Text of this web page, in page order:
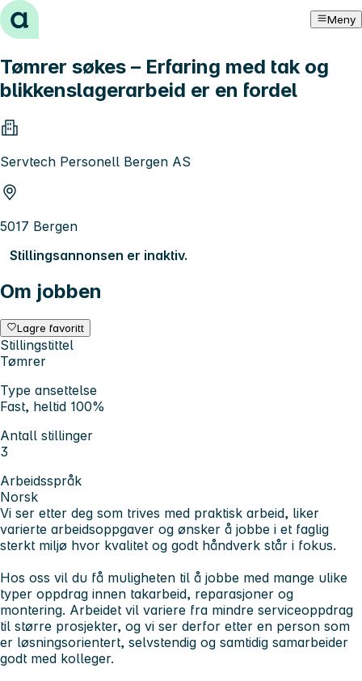
Hopp til innhold Meny
Tømrer søkes – Erfaring med tak og
blikkenslagerarbeid er en fordel
Servtech Personell Bergen AS
5017 Bergen
Stillingsannonsen er inaktiv.
Om jobben
Lagre favoritt
Stillingstittel
Tømrer
Type ansettelse
Fast, heltid 100%
Antall stillinger
3
Arbeidsspråk
Norsk
Vi ser etter deg som trives med praktisk arbeid, liker
varierte arbeidsoppgaver og ønsker å jobbe i et faglig
sterkt miljø hvor kvalitet og godt håndverk står i fokus.
Hos oss vil du få muligheten til å jobbe med mange ulike
typer oppdrag innen takarbeid, reparasjoner og
montering. Arbeidet vil variere fra mindre serviceoppdrag
til større prosjekter, og vi ser derfor etter en person som
er løsningsorientert, selvstendig og samtidig samarbeider
godt med kolleger.